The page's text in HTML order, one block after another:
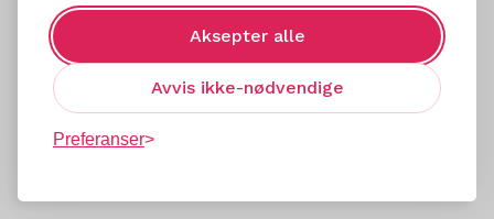
Aksepter alle
Avvis ikke-nødvendige
Preferanser